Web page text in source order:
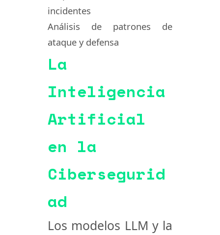
incidentes
Análisis de patrones de
ataque y defensa
La
Inteligencia
Artificial
en la
Cibersegurid
ad
Los modelos LLM y la